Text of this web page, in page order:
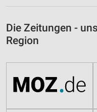
Die Zeitungen -
Region